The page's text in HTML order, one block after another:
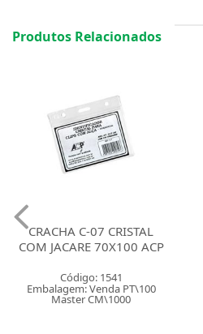
Produtos Relacionados
CRACHA C-08 CRISTAL
PARA BOTAO/ALFINETE
Código: 1542
Embalagem: Venda PT\100
Master CM\700